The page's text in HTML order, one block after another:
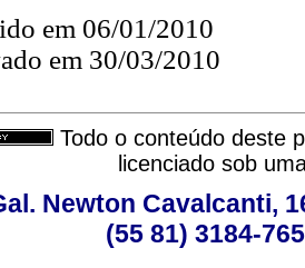
em 06/01/2010
em 30/03/2010
Todo o conteúdo deste
licenciado sob
Newton Cavalcanti,
(55 81) 3184-